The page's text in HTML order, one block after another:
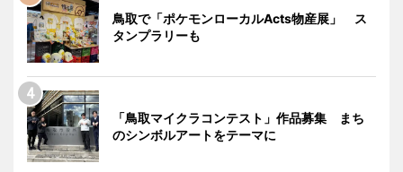
鳥取で「ポケモンローカルActs物産展」 ス
タンプラリーも
「鳥取マイクラコンテスト」作品募集 まち
のシンボルアートをテーマに